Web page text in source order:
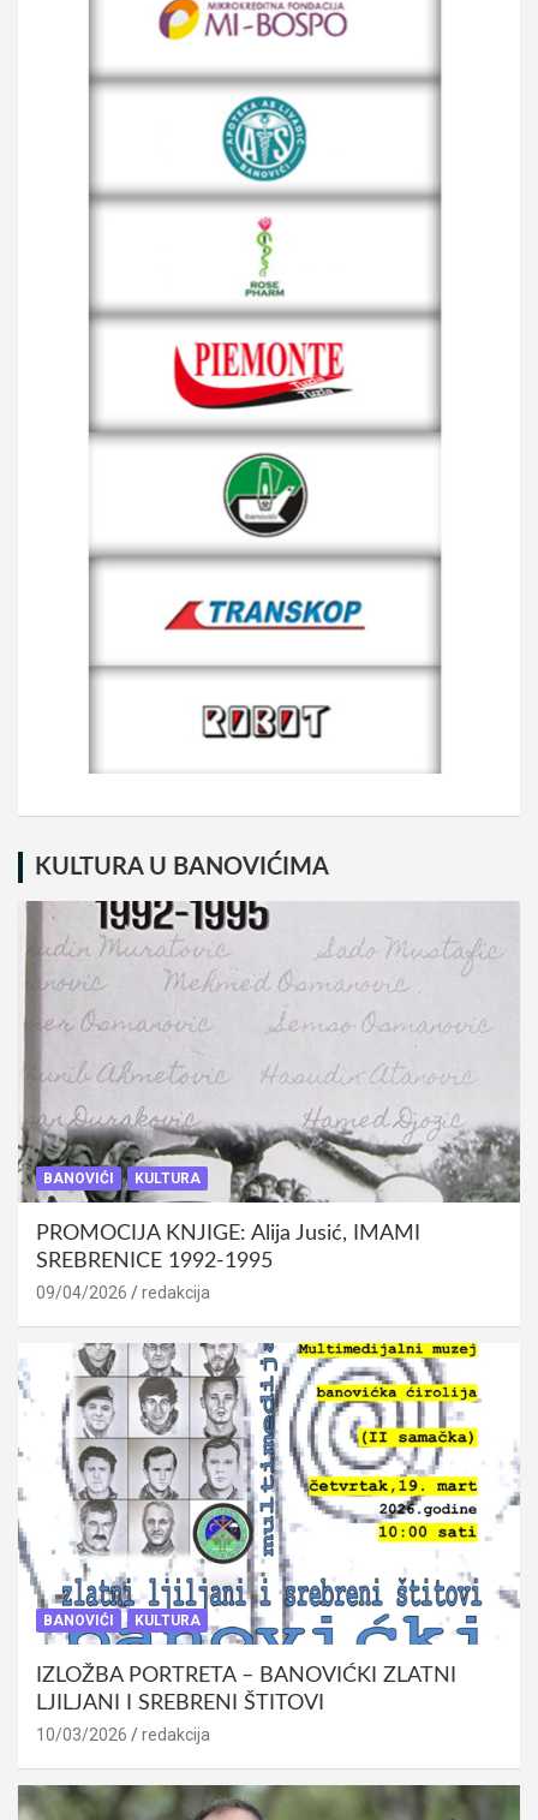
KULTURA U BANOVIĆIMA
BANOVIĆI KULTURA
PROMOCIJA KNJIGE: Alija Jusić, IMAMI
SREBRENICE 1992-1995
09/04/2026 redakcija
BANOVIĆI KULTURA
IZLOŽBA PORTRETA – BANOVIĆKI ZLATNI
LJILJANI I SREBRENI ŠTITOVI
10/03/2026 redakcija